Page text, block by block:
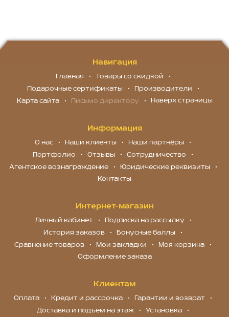
Навигация
Главная
Товары со скидкой
Подарочные сертификаты
Производители
Карта сайта
Письмо директору Наверх страницы
Информация
О нас Наши клиенты
Наши партнёры
Портфолио
Отзывы
Сотрудничество
Агентское вознаграждение
Юридические реквизиты
Контакты
Интернет-магазин
Личный кабинет
Подписка на рассылку
История заказов
Бонусные баллы
Сравнение товаров
Мои закладки
Моя корзина
Оформление заказа
Клиентам
Оплата Кредит и рассрочка
Гарантии и возврат
Доставка и подъем на этаж
Установка